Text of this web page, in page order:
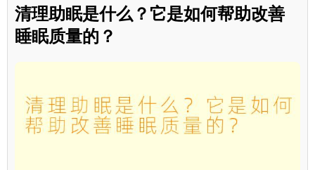
清理助眠是什么？它是如何帮助改善
睡眠质量的？